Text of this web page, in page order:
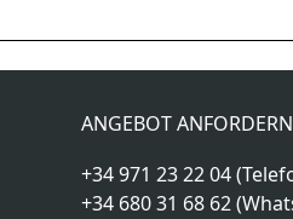
previous
ANGEBOT ANFORDERN
+34 971 23 22 04
+34 680 31 68 62